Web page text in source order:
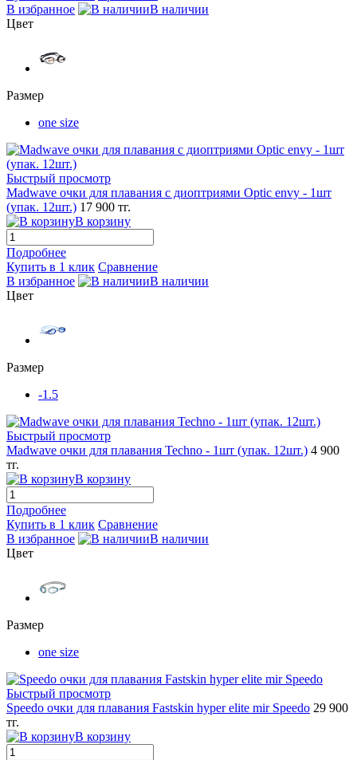
В избранное
В наличии
Цвет
Размер
one size
Быстрый просмотр
Madwave очки для плавания с диоптриями Optic envy - 1шт
(упак. 12шт.) 17 900 тг.
В корзину
Подробнее
Купить в 1 клик Сравнение
В избранное
В наличии
Цвет
Размер
-1.5
Быстрый просмотр
Madwave очки для плавания Techno - 1шт (упак. 12шт.) 4 900
тг.
В корзину
Подробнее
Купить в 1 клик Сравнение
В избранное
В наличии
Цвет
Размер
one size
Быстрый просмотр
Speedo очки для плавания Fastskin hyper elite mir Speedo 29 900
тг.
В корзину